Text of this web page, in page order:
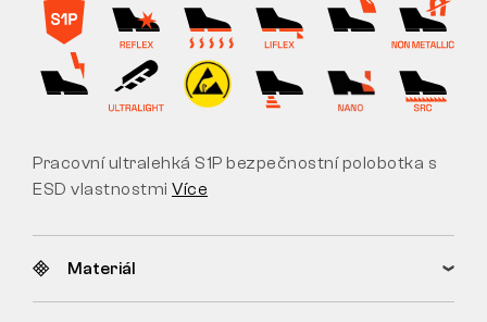
Pracovní ultralehká S1P bezpečnostní polobotka s
ESD vlastnostmi Více
Materiál